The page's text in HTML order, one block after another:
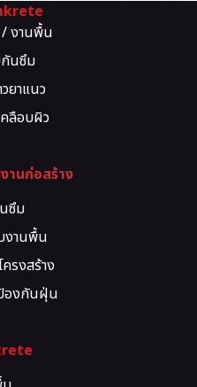
/ งานพื้น
นซึม
ยาแนว
ลือบผิว
กรีต
ผิว
กรรม
ยู
ระเบื้อง
านก่อสร้าง
ซึม
งานพื้น
รงสร้าง
องกันฝุ่น
รอยร้าว